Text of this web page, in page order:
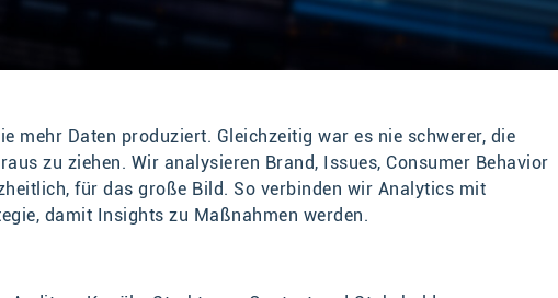
mehr Daten produziert. Gleichzeitig war es nie schwerer, die
zu ziehen. Wir analysieren Brand, Issues, Consumer Behavior
für das große Bild. So verbinden wir Analytics mit
damit Insights zu Maßnahmen werden.